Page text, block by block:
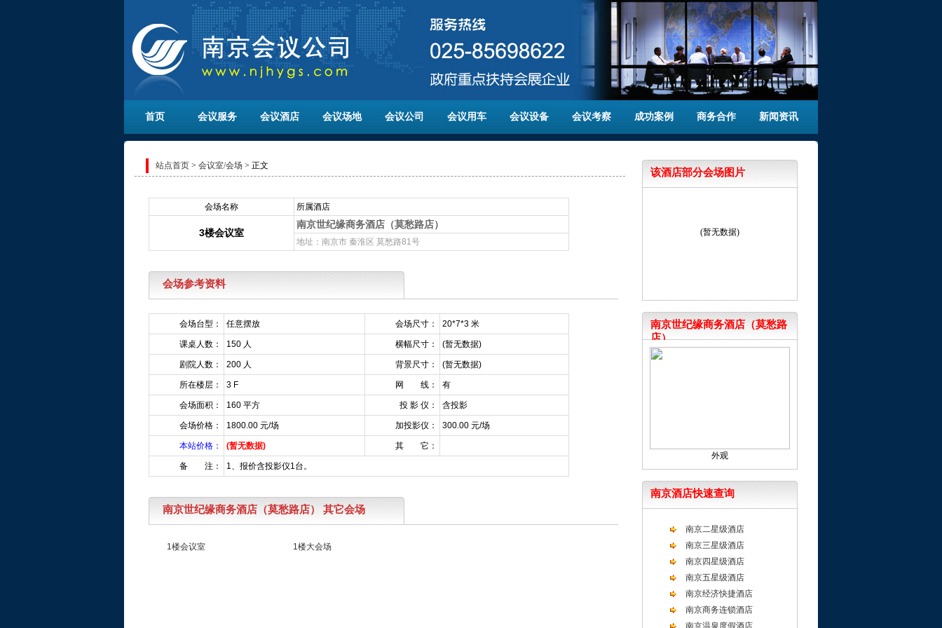
首页 会议服务 会议酒店 会议场地 会议公司 会议用车 会议设备 会议考察 成功案例 商务合作 新闻资讯
站点首页 > 会议室/会场 > 正文
会场名称 所属酒店
3楼会议室
南京世纪缘商务酒店（莫愁路店）
地址：南京市 秦淮区 莫愁路81号
会场参考资料
会场台型： 任意摆放 会场尺寸： 20*7*3 米
课桌人数： 150 人 横幅尺寸： (暂无数据)
剧院人数： 200 人 背景尺寸： (暂无数据)
所在楼层： 3 F 网 线： 有
会场面积： 160 平方 投 影 仪： 含投影
会场价格： 1800.00 元/场 加投影仪： 300.00 元/场
本站价格： (暂无数据) 其 它：
备 注： 1、报价含投影仪1台。
南京世纪缘商务酒店（莫愁路店） 其它会场
1楼会议室 1楼大会场
该酒店部分会场图片
(暂无数据)
南京世纪缘商务酒店（莫愁路
店）
外观
南京酒店快速查询
南京二星级酒店
南京三星级酒店
南京四星级酒店
南京五星级酒店
南京经济快捷酒店
南京商务连锁酒店
南京温泉度假酒店